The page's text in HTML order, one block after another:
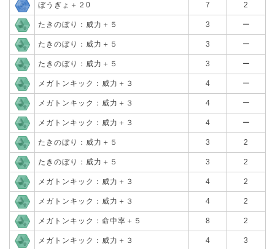
ぼうぎょ＋２0 7 2
たきのぼり：威力＋５ 3 ー
たきのぼり：威力＋５ 3 ー
たきのぼり：威力＋５ 3 ー
メガトンキック：威力＋３ 4 ー
メガトンキック：威力＋３ 4 ー
メガトンキック：威力＋３ 4 ー
たきのぼり：威力＋５ 3 2
たきのぼり：威力＋５ 3 2
メガトンキック：威力＋３ 4 2
メガトンキック：威力＋３ 4 2
メガトンキック：命中率＋５ 8 2
メガトンキック：威力＋３ 4 3